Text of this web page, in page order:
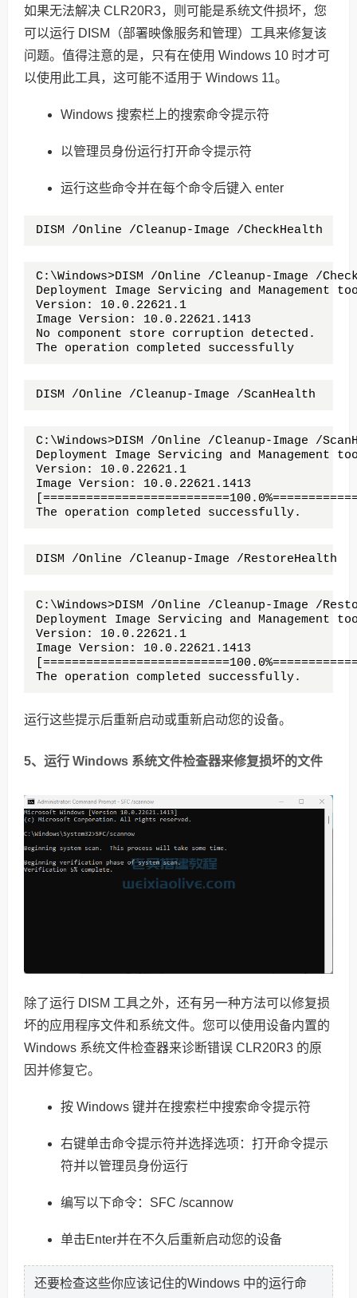
如果无法解决 CLR20R3，则可能是系统文件损坏，您
可以运行 DISM（部署映像服务和管理）工具来修复该
问题。值得注意的是，只有在使用 Windows 10 时才可
以使用此工具，这可能不适用于 Windows 11。
Windows 搜索栏上的搜索命令提示符
以管理员身份运行打开命令提示符
运行这些命令并在每个命令后键入 enter
DISM /Online /Cleanup-Image /CheckHealth
C:\Windows>DISM /Online /Cleanup-Image /
Deployment Image Servicing and Management
Version: 10.0.22621.1
Image Version: 10.0.22621.1413
No component store corruption detected.
The operation completed successfully
DISM /Online /Cleanup-Image /ScanHealth
C:\Windows>DISM /Online /Cleanup-Image /
Deployment Image Servicing and Management
Version: 10.0.22621.1
Image Version: 10.0.22621.1413
The operation completed successfully.
DISM /Online /Cleanup-Image /RestoreHealth
C:\Windows>DISM /Online /Cleanup-Image /
Deployment Image Servicing and Management
Version: 10.0.22621.1
Image Version: 10.0.22621.1413
The operation completed successfully.
运行这些提示后重新启动或重新启动您的设备。
5、运行 Windows 系统文件检查器来修复损坏的文件
除了运行 DISM 工具之外，还有另一种方法可以修复损
坏的应用程序文件和系统文件。您可以使用设备内置的
Windows 系统文件检查器来诊断错误 CLR20R3 的原
因并修复它。
按 Windows 键并在搜索栏中搜索命令提示符
右键单击命令提示符并选择选项：打开命令提示
符并以管理员身份运行
编写以下命令：SFC /scannow
单击Enter并在不久后重新启动您的设备
还要检查这些你应该记住的Windows 中的运行命